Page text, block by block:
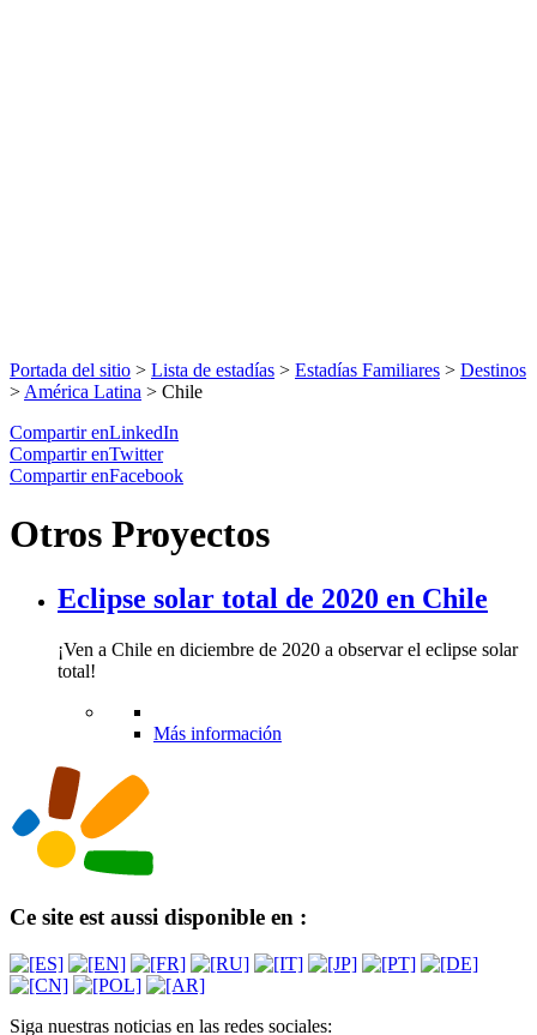
Portada del sitio > Lista de estadías > Estadías Familiares > Destinos
> América Latina > Chile
Compartir enLinkedIn
Compartir enTwitter
Compartir enFacebook
Otros Proyectos
Eclipse solar total de 2020 en Chile
¡Ven a Chile en diciembre de 2020 a observar el eclipse solar
total!
Más información
Ce site est aussi disponible en :
Siga nuestras noticias en las redes sociales: